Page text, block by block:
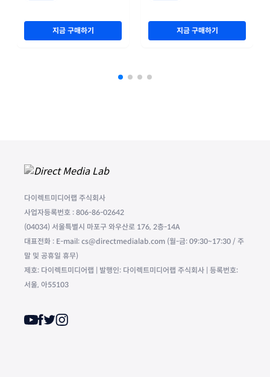
지금 구매하기 지금 구매하기
다이렉트미디어랩 주식회사
사업자등록번호 : 806-86-02642
(04034) 서울특별시 마포구 와우산로 176, 2층-14A
대표전화 : E-mail: cs@directmedialab.com (월-금: 09:30~17:30 / 주
말 및 공휴일 휴무)
제호: 다이렉트미디어랩 | 발행인: 다이렉트미디어랩 주식회사 | 등록번호:
서울, 아55103